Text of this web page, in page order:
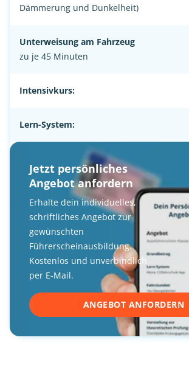
Dämmerung und Dunkelheit)
Unterweisung am Fahrzeug
zu je 45 Minuten
Intensivkurs:
Lern-System:
Jetzt persönliches
Angebot anfordern
Erhalte dein individuelles,
schriftliches Angebot zur
gewünschten
Führerscheinausbildung.
Kostenlos und unverbindlich
per E-Mail.
ANGEBOT ANFORDERN